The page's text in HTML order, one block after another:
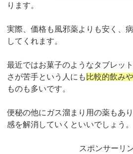
ります。
実際、価格も風邪薬よりも安く、
してくれます。
最近ではお菓子のようなタブレッ
さが苦手という人にも 比較的飲み
ものも多いです。
便秘の他にガス溜まり用の薬もあ
感を解消していくといいでしょう。
スポンサーリ